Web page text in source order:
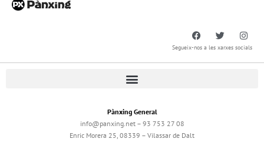
Segueix-nos a les xarxes socials
Pànxing General
info@panxing.net – 93 753 27 08
Enric Morera 25, 08339 – Vilassar de Dalt